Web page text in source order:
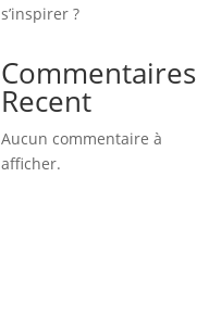
s’inspirer ?
Commentaires
Recent
Aucun commentaire à
afficher.